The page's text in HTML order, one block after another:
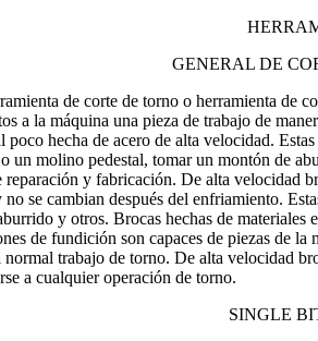
GENERAL DE
de corte de torno o herramienta de
a la máquina una pieza de trabajo de
poco hecha de acero de alta velocidad.
un molino pedestal, tomar un montón de
reparación y fabricación. De alta velocidad
no se cambian después del enfriamiento.
y otros. Brocas hechas de materiales
de fundición son capaces de piezas de
normal trabajo de torno. De alta velocidad
a cualquier operación de torno.
SINGLE